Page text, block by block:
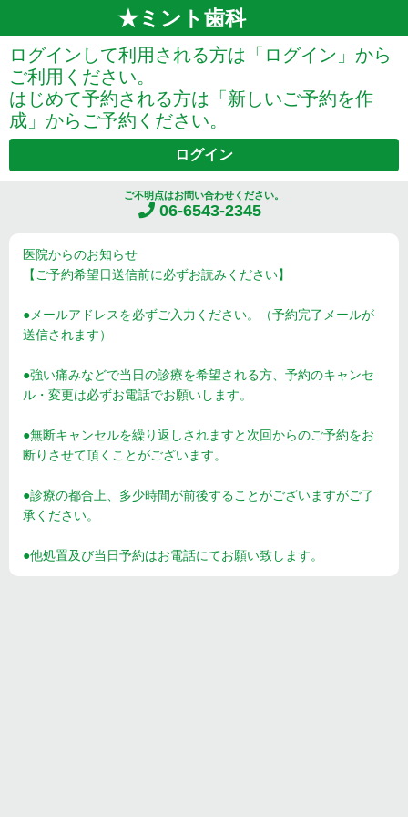
★ミント歯科
ご不明点はお問い合わせください。
06-6543-2345
ログインして利用される方は「ログイン」から
ご利用ください。
はじめて予約される方は「新しいご予約を作
成」からご予約ください。
ログイン
医院からのお知らせ
【ご予約希望日送信前に必ずお読みください】
●メールアドレスを必ずご入力ください。（予約完了メールが
送信されます）
●強い痛みなどで当日の診療を希望される方、予約のキャンセ
ル・変更は必ずお電話でお願いします。
●無断キャンセルを繰り返しされますと次回からのご予約をお
断りさせて頂くことがございます。
●診療の都合上、多少時間が前後することがございますがご了
承ください。
●他処置及び当日予約はお電話にてお願い致します。